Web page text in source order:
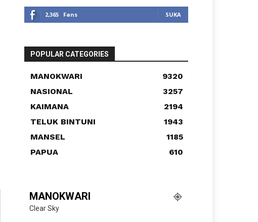
2,365 Fans SUKA
POPULAR CATEGORIES
MANOKWARI
9320
NASIONAL
3257
KAIMANA
2194
TELUK BINTUNI
1943
MANSEL
1185
PAPUA
610
MANOKWARI
Clear Sky